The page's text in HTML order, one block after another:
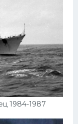
1984-1987